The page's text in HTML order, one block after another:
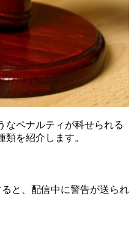
なペナルティが科せられる
類を紹介します。
と、配信中に警告が送られ